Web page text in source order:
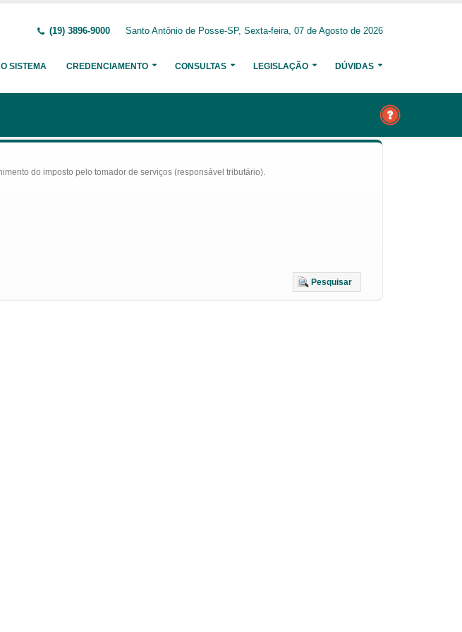
(19) 3896-9000 Santo Antônio de Posse-SP, Sexta-feira, 07 de Agosto de 2026
SISTEMA CREDENCIAMENTO CONSULTAS LEGISLAÇÃO DÚVIDAS
do imposto pelo tomador de serviços (responsável tributário).
Pesquisar